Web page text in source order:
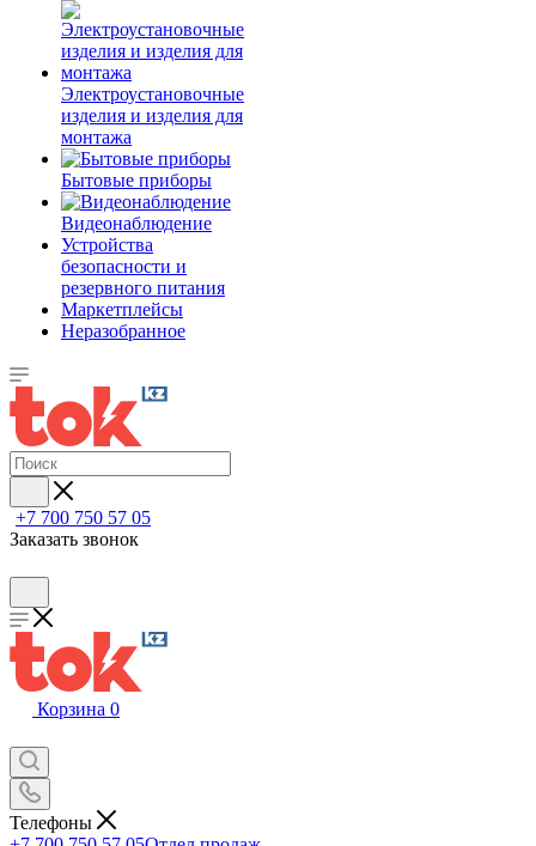
Электроустановочные
изделия и изделия для
монтажа
Бытовые приборы
Видеонаблюдение
Устройства
безопасности и
резервного питания
Маркетплейсы
Неразобранное
+7 700 750 57 05
Заказать звонок
Корзина 0
Телефоны